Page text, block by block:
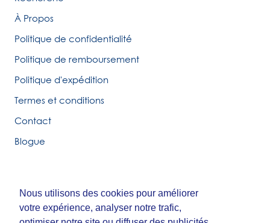
Nous utilisons des cookies pour améliorer
votre expérience, analyser notre trafic,
Nous utilisons des cookies pour améliorer
votre expérience, analyser notre trafic,
À Propos
Politique de confidentialité
Politique de remboursement
Politique d'expédition
Termes et conditions
Contact
Blogue
© Tirigolo et Cie.
Fait parThird Party Studio